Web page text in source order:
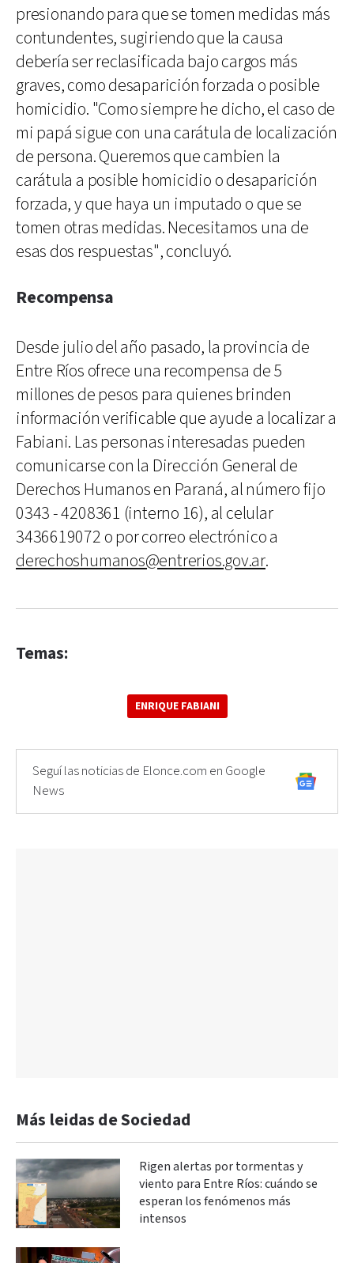
presionando para que se tomen medidas más
contundentes, sugiriendo que la causa
debería ser reclasificada bajo cargos más
graves, como desaparición forzada o posible
homicidio. "Como siempre he dicho, el caso de
mi papá sigue con una carátula de localización
de persona. Queremos que cambien la
carátula a posible homicidio o desaparición
forzada, y que haya un imputado o que se
tomen otras medidas. Necesitamos una de
esas dos respuestas", concluyó.
Recompensa
Desde julio del año pasado, la provincia de
Entre Ríos ofrece una recompensa de 5
millones de pesos para quienes brinden
información verificable que ayude a localizar a
Fabiani. Las personas interesadas pueden
comunicarse con la Dirección General de
Derechos Humanos en Paraná, al número fijo
0343 - 4208361 (interno 16), al celular
3436619072 o por correo electrónico a
derechoshumanos@entrerios.gov.ar.
Temas:
ENRIQUE FABIANI
Seguí las noticias de Elonce.com en Google
News
Más leidas de Sociedad
Rigen alertas por tormentas y
viento para Entre Ríos: cuándo se
esperan los fenómenos más
intensos